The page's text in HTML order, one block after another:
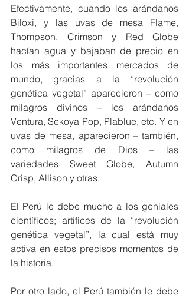
Efectivamente, cuando los arándanos
Biloxi, y las uvas de mesa Flame,
Thompson, Crimson y Red Globe
hacían agua y bajaban de precio en
los más importantes mercados de
mundo, gracias a la “revolución
genética vegetal” aparecieron – como
milagros divinos – los arándanos
Ventura, Sekoya Pop, Plablue, etc. Y en
uvas de mesa, aparecieron – también,
como milagros de Dios – las
variedades Sweet Globe, Autumn
Crisp, Allison y otras.
El Perú le debe mucho a los geniales
científicos; artífices de la “revolución
genética vegetal”, la cual está muy
activa en estos precisos momentos de
la historia.
Por otro lado, el Perú también le debe